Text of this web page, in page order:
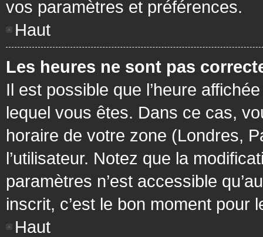
vos paramètres et préférences.
Haut
Les heures ne sont pas
Il est possible que l’heure
lequel vous êtes. Dans ce cas,
horaire de votre zone (Londres,
l’utilisateur. Notez que la
paramètres n’est accessible
inscrit, c’est le bon moment pour
Haut